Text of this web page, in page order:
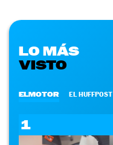
LO MÁS
VISTO
ELMOTOR EL HUFFPOST
1